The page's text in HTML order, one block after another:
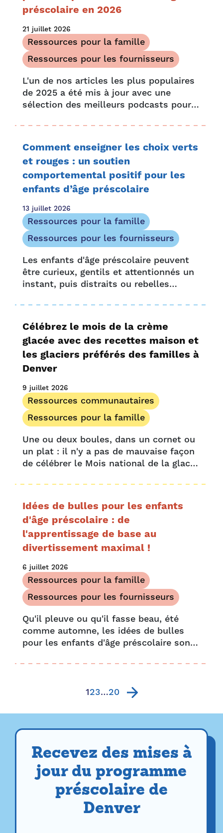
préscolaire en 2026
21 juillet 2026
Ressources pour la famille
Ressources pour les fournisseurs
L'un de nos articles les plus populaires
de 2025 a été mis à jour avec une
sélection des meilleurs podcasts pour
nouvelles pépites primées. Que ce soit
en voiture, avant le coucher ou….
Comment enseigner les choix verts
et rouges : un soutien
comportemental positif pour les
enfants d’âge préscolaire
13 juillet 2026
Ressources pour la famille
Ressources pour les fournisseurs
Les enfants d'âge préscolaire peuvent
être curieux, gentils et attentionnés un
instant, puis distraits ou rebelles
indépendance, ils testent souvent les
limites et les repoussent….
Célébrez le mois de la crème
glacée avec des recettes maison et
les glaciers préférés des familles à
Denver
9 juillet 2026
Ressources communautaires
Ressources pour la famille
Une ou deux boules, dans un cornet ou
un plat : il n'y a pas de mauvaise façon
de célébrer le Mois national de la glace !
débuté en 1984, lorsque le président…
Idées de bulles pour les enfants
d'âge préscolaire : de
l'apprentissage de base au
divertissement maximal !
6 juillet 2026
Ressources pour la famille
Ressources pour les fournisseurs
Qu'il pleuve ou qu'il fasse beau, été
comme automne, les idées de bulles
pour les enfants d'âge préscolaire sont
heures de divertissement et
pour les adultes, les bulles sont une
123…20
Recevez des mises à
jour du programme
préscolaire de
Denver